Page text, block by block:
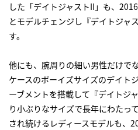
した「デイトジャストII」も、
とモデルチェンジし『デイトジャ
す。
他にも、腕周りの細い男性だけで
ケースのボーイズサイズのデイト
ーブメントを搭載して『デイトジ
り小ぶりなサイズで長年にわたっ
され続けるレディースモデルも、